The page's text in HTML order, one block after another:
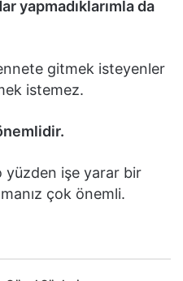
yapmadıklarımla da
gitmek isteyenler
istemez.
yüzden işe yarar bir
çok önemli.